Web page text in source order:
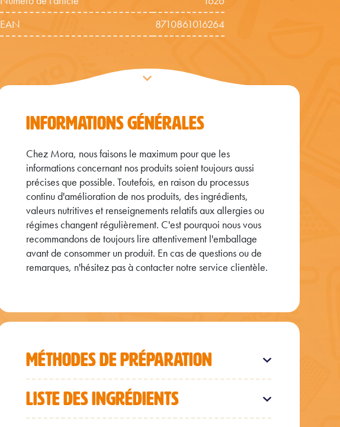
EAN
8710861016264
INFORMATIONS GÉNÉRALES
Chez Mora, nous faisons le maximum pour que les
informations concernant nos produits soient toujours aussi
précises que possible. Toutefois, en raison du processus
continu d'amélioration de nos produits, des ingrédients,
valeurs nutritives et renseignements relatifs aux allergies ou
régimes changent régulièrement. C'est pourquoi nous vous
recommandons de toujours lire attentivement l'emballage
avant de consommer un produit. En cas de questions ou de
remarques, n'hésitez pas à contacter notre service clientèle.
MÉTHODES DE PRÉPARATION
LISTE DES INGRÉDIENTS